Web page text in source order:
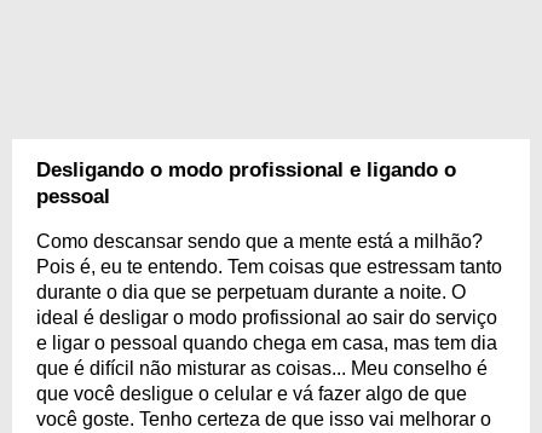
Desligando o modo profissional e ligando o
pessoal
Como descansar sendo que a mente está a milhão?
Pois é, eu te entendo. Tem coisas que estressam tanto
durante o dia que se perpetuam durante a noite. O
ideal é desligar o modo profissional ao sair do serviço
e ligar o pessoal quando chega em casa, mas tem dia
que é difícil não misturar as coisas... Meu conselho é
que você desligue o celular e vá fazer algo de que
você goste. Tenho certeza de que isso vai melhorar o